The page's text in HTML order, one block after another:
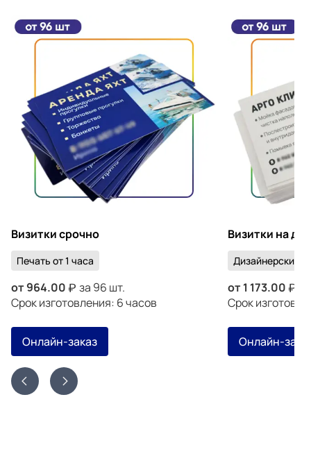
Визитки срочно
Печать от 1 часа
от964.00
за 96 шт.
Срок изготовления: 6 часов
Онлайн-заказ
Визитки на
Дизайнерский
от 1 173.00
Срок
Онлайн-